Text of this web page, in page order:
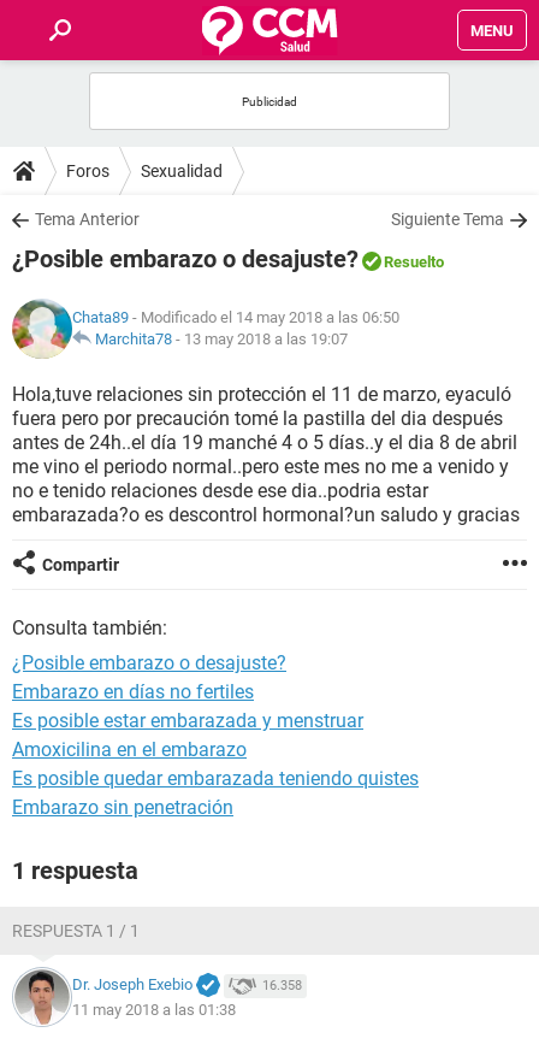
MENU
FOROS
SALUD
FAMILIA
NUTRICIÓN
BIENESTAR
SEXUALIDAD
GLOSARIO
Foros Sexualidad
Tema Anterior Siguiente Tema
¿Posible embarazo o desajuste? Resuelto
Chata89 - Modificado el 14 may 2018 a las 06:50
Marchita78 - 13 may 2018 a las 19:07
Hola,tuve relaciones sin protección el 11 de marzo, eyaculó
fuera pero por precaución tomé la pastilla del dia después
antes de 24h..el día 19 manché 4 o 5 días..y el dia 8 de abril
me vino el periodo normal..pero este mes no me a venido y
no e tenido relaciones desde ese dia..podria estar
embarazada?o es descontrol hormonal?un saludo y gracias
Compartir
Consulta también:
¿Posible embarazo o desajuste?
Embarazo en días no fertiles
Es posible estar embarazada y menstruar
Amoxicilina en el embarazo
Es posible quedar embarazada teniendo quistes
Embarazo sin penetración
1 respuesta
RESPUESTA 1 / 1
Dr. Joseph Exebio 16.358
11 may 2018 a las 01:38